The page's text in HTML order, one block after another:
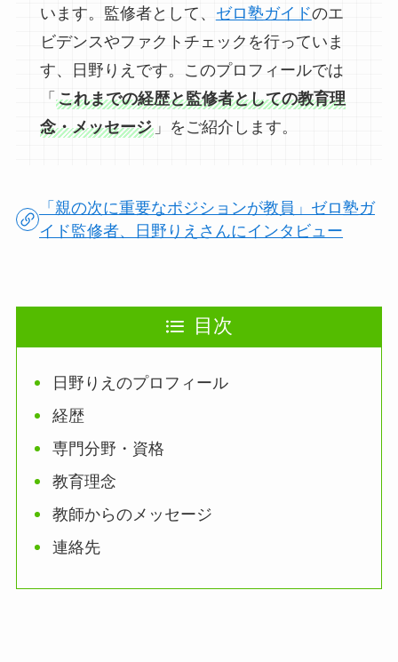
います。監修者として、 ゼロ塾ガイドのエ
ビデンスやファクトチェックを行っていま
す、日野りえです。このプロフィールでは
「 これまでの経歴と監修者としての教育理
念・メッセージ」をご紹介します。
「親の次に重要なポジションが教員」ゼロ塾ガ
イド監修者、日野りえさんにインタビュー
目次
日野りえのプロフィール
経歴
専門分野・資格
教育理念
教師からのメッセージ
連絡先